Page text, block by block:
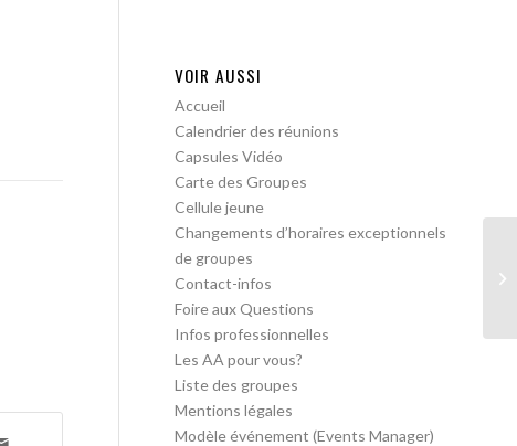
VOIR AUSSI
Accueil
Calendrier des réunions
Capsules Vidéo
Carte des Groupes
Cellule jeune
Changements d’horaires exceptionnels
de groupes
Contact-infos
Foire aux Questions
Infos professionnelles
Les AA pour vous?
Liste des groupes
Mentions légales
Modèle événement (Events Manager)